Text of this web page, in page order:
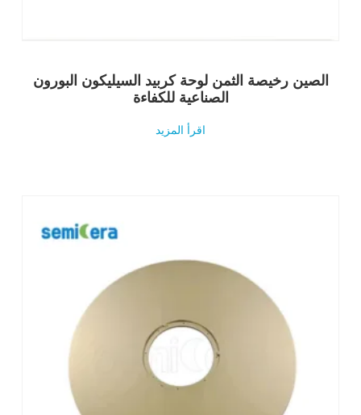
الصين رخيصة الثمن لوحة كربيد السيليكون البورون
الصناعية للكفاءة
اقرأ المزيد